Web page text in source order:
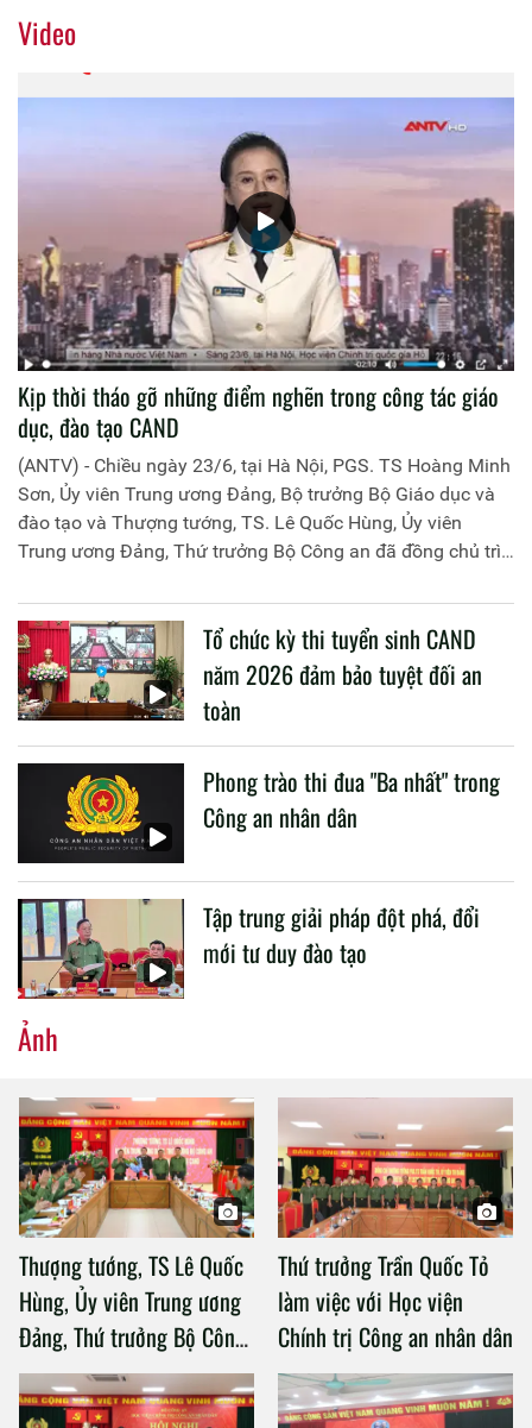
Video
Kịp thời tháo gỡ những điểm nghẽn trong công tác giáo
dục, đào tạo CAND
(ANTV) - Chiều ngày 23/6, tại Hà Nội, PGS. TS Hoàng Minh
Sơn, Ủy viên Trung ương Đảng, Bộ trưởng Bộ Giáo dục và
đào tạo và Thượng tướng, TS. Lê Quốc Hùng, Ủy viên
Trung ương Đảng, Thứ trưởng Bộ Công an đã đồng chủ trì
liên quan đến công tác giáo dục và đào tạo của lực lượng
CAND.
Tổ chức kỳ thi tuyển sinh CAND
năm 2026 đảm bảo tuyệt đối an
toàn
Phong trào thi đua "Ba nhất" trong
Công an nhân dân
Tập trung giải pháp đột phá, đổi
mới tư duy đào tạo
Ảnh
Thượng tướng, TS Lê Quốc
Hùng, Ủy viên Trung ương
Đảng, Thứ trưởng Bộ Công
an làm việc với Học viện
Chính trị Công an nhân dân
Thứ trưởng Trần Quốc Tỏ
làm việc với Học viện
Chính trị Công an nhân dân